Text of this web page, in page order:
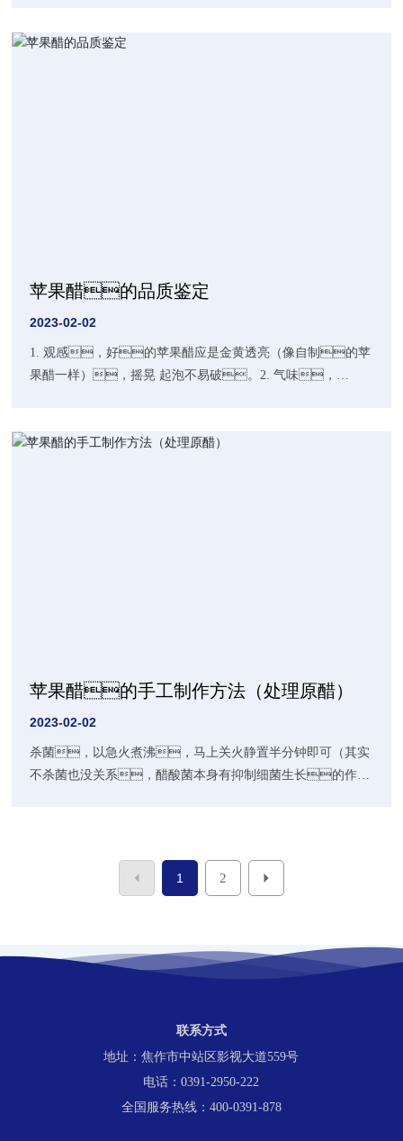
全没有分解的果胶等，完全不影响饮用。
苹果醋的品质鉴定
2023-02-02
1. 观感，好的苹果醋应是金黄透亮（像自制的苹
果醋一样），摇晃 起泡不易破。2. 气味，
苹果醋的手工制作方法（处理原醋）
2023-02-02
杀菌，以急火煮沸，马上关火静置半分钟即可（其实
不杀菌也没关系，醋酸菌本身有抑制细菌生长的作
了。调配苹果醋：
1 2
联系方式
地址：焦作市中站区影视大道559号
电话：0391-2950-222
全国服务热线：400-0391-878